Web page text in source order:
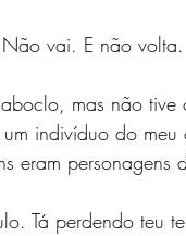
vai. E não volta.
mas não
indivíduo do
eram personagens
Tá perdendo teu